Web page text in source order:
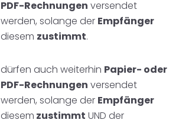
PDF-Rechnungen versendet
werden, solange der Empfänger
diesem zustimmt.
dürfen auch weiterhin Papier- oder
PDF-Rechnungen versendet
werden, solange der Empfänger
diesem zustimmt UND der